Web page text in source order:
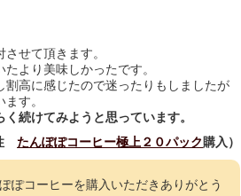
せて頂きます。
より美味しかったです。
高に感じたので迷ったりもしましたが
す。
続けてみようと思っています。
たんぽぽコーヒー極上２０パック 購入）
ぽコーヒーを購入いただきありがとう